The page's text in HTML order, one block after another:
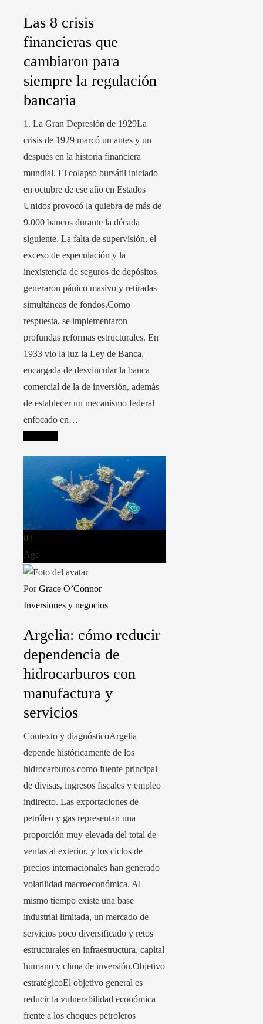
Las 8 crisis
financieras que
cambiaron para
siempre la regulación
bancaria
1. La Gran Depresión de 1929La
crisis de 1929 marcó un antes y un
después en la historia financiera
mundial. El colapso bursátil iniciado
en octubre de ese año en Estados
Unidos provocó la quiebra de más de
9.000 bancos durante la década
siguiente. La falta de supervisión, el
exceso de especulación y la
inexistencia de seguros de depósitos
generaron pánico masivo y retiradas
simultáneas de fondos.Como
respuesta, se implementaron
profundas reformas estructurales. En
1933 vio la luz la Ley de Banca,
encargada de desvincular la banca
comercial de la de inversión, además
de establecer un mecanismo federal
enfocado en…
03
Ago
PorGrace O’Connor
Inversiones y negocios
Argelia: cómo reducir
dependencia de
hidrocarburos con
manufactura y
servicios
Contexto y diagnósticoArgelia
depende históricamente de los
hidrocarburos como fuente principal
de divisas, ingresos fiscales y empleo
indirecto. Las exportaciones de
petróleo y gas representan una
proporción muy elevada del total de
ventas al exterior, y los ciclos de
precios internacionales han generado
volatilidad macroeconómica. Al
mismo tiempo existe una base
industrial limitada, un mercado de
servicios poco diversificado y retos
estructurales en infraestructura, capital
humano y clima de inversión.Objetivo
estratégicoEl objetivo general es
reducir la vulnerabilidad económica
frente a los choques petroleros